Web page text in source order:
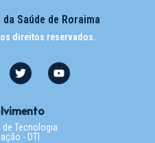
Saúde de Roraima
direitos reservados.
de Tecnologia
- DTI